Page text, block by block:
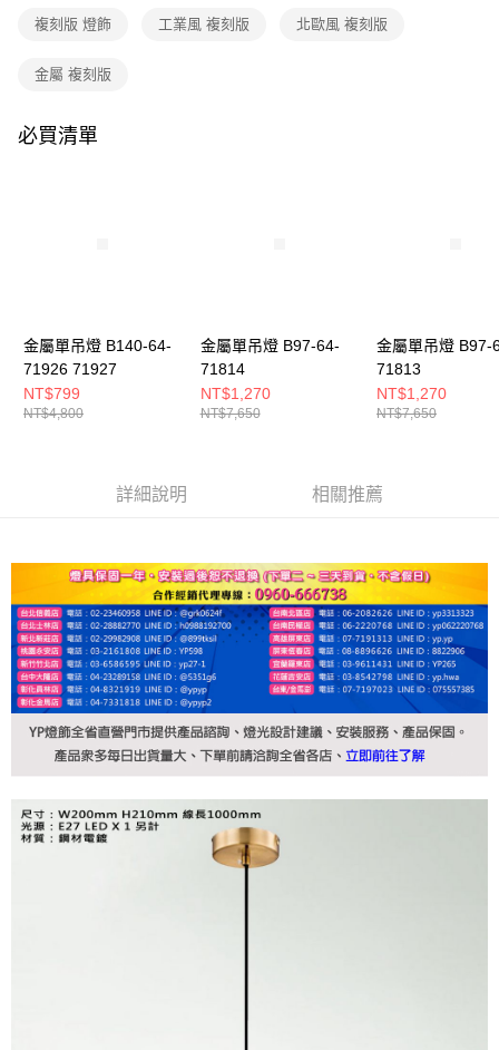
易，需依本服務之必要範圍內提供個人資料，並將交易相關給付款項請求債
２．關於個人資料處理事宜，請瀏覽以下網址：
「AFTEE先享後付」，若未經同意申辦者引起之損失，本公司不負相關責
任。
複刻版 燈飾 工業風 複刻版 北歐風 複刻版
金屬 複刻版
必買清單
金屬單吊燈 B140-64-
71926 71927
NT$799
NT$4,800
金屬單吊燈 B97-64-
71814
NT$1,270
NT$7,650
金屬單吊燈 B97-
71813
NT$1,270
NT$7,650
詳細說明 相關推薦